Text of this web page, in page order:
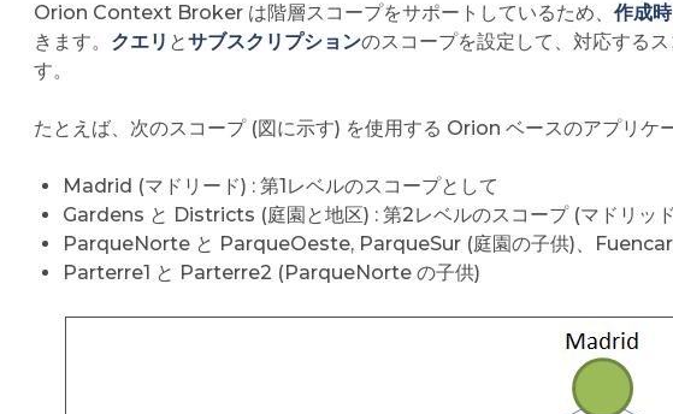
Orion Context Broker は階層スコープをサポートしているため、 作成時
きます。 クエリ とサブスクリプションのスコープを設定して、対応する
す。
たとえば、次のスコープ (図に示す) を使用する Orion ベースのアプリケ
Madrid (マドリード) : 第1レベルのスコープとして
Gardens と Districts (庭園と地区) : 第2レベルのスコープ (マドリッ
ParqueNorte と ParqueOeste, ParqueSur (庭園の子供)、
Parterre1 と Parterre2 (ParqueNorte の子供)